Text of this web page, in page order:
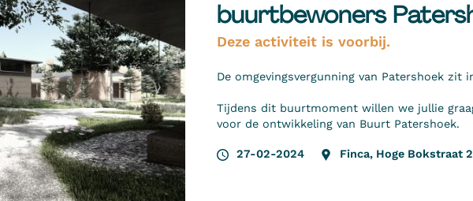
buurtbewoners
Deze activiteit is voorbij.
De omgevingsvergunning van Patershoek zit
Tijdens dit buurtmoment willen we jullie
voor de ontwikkeling van Buurt Patershoek.
27-02-2024 Finca, Hoge Bokstraat